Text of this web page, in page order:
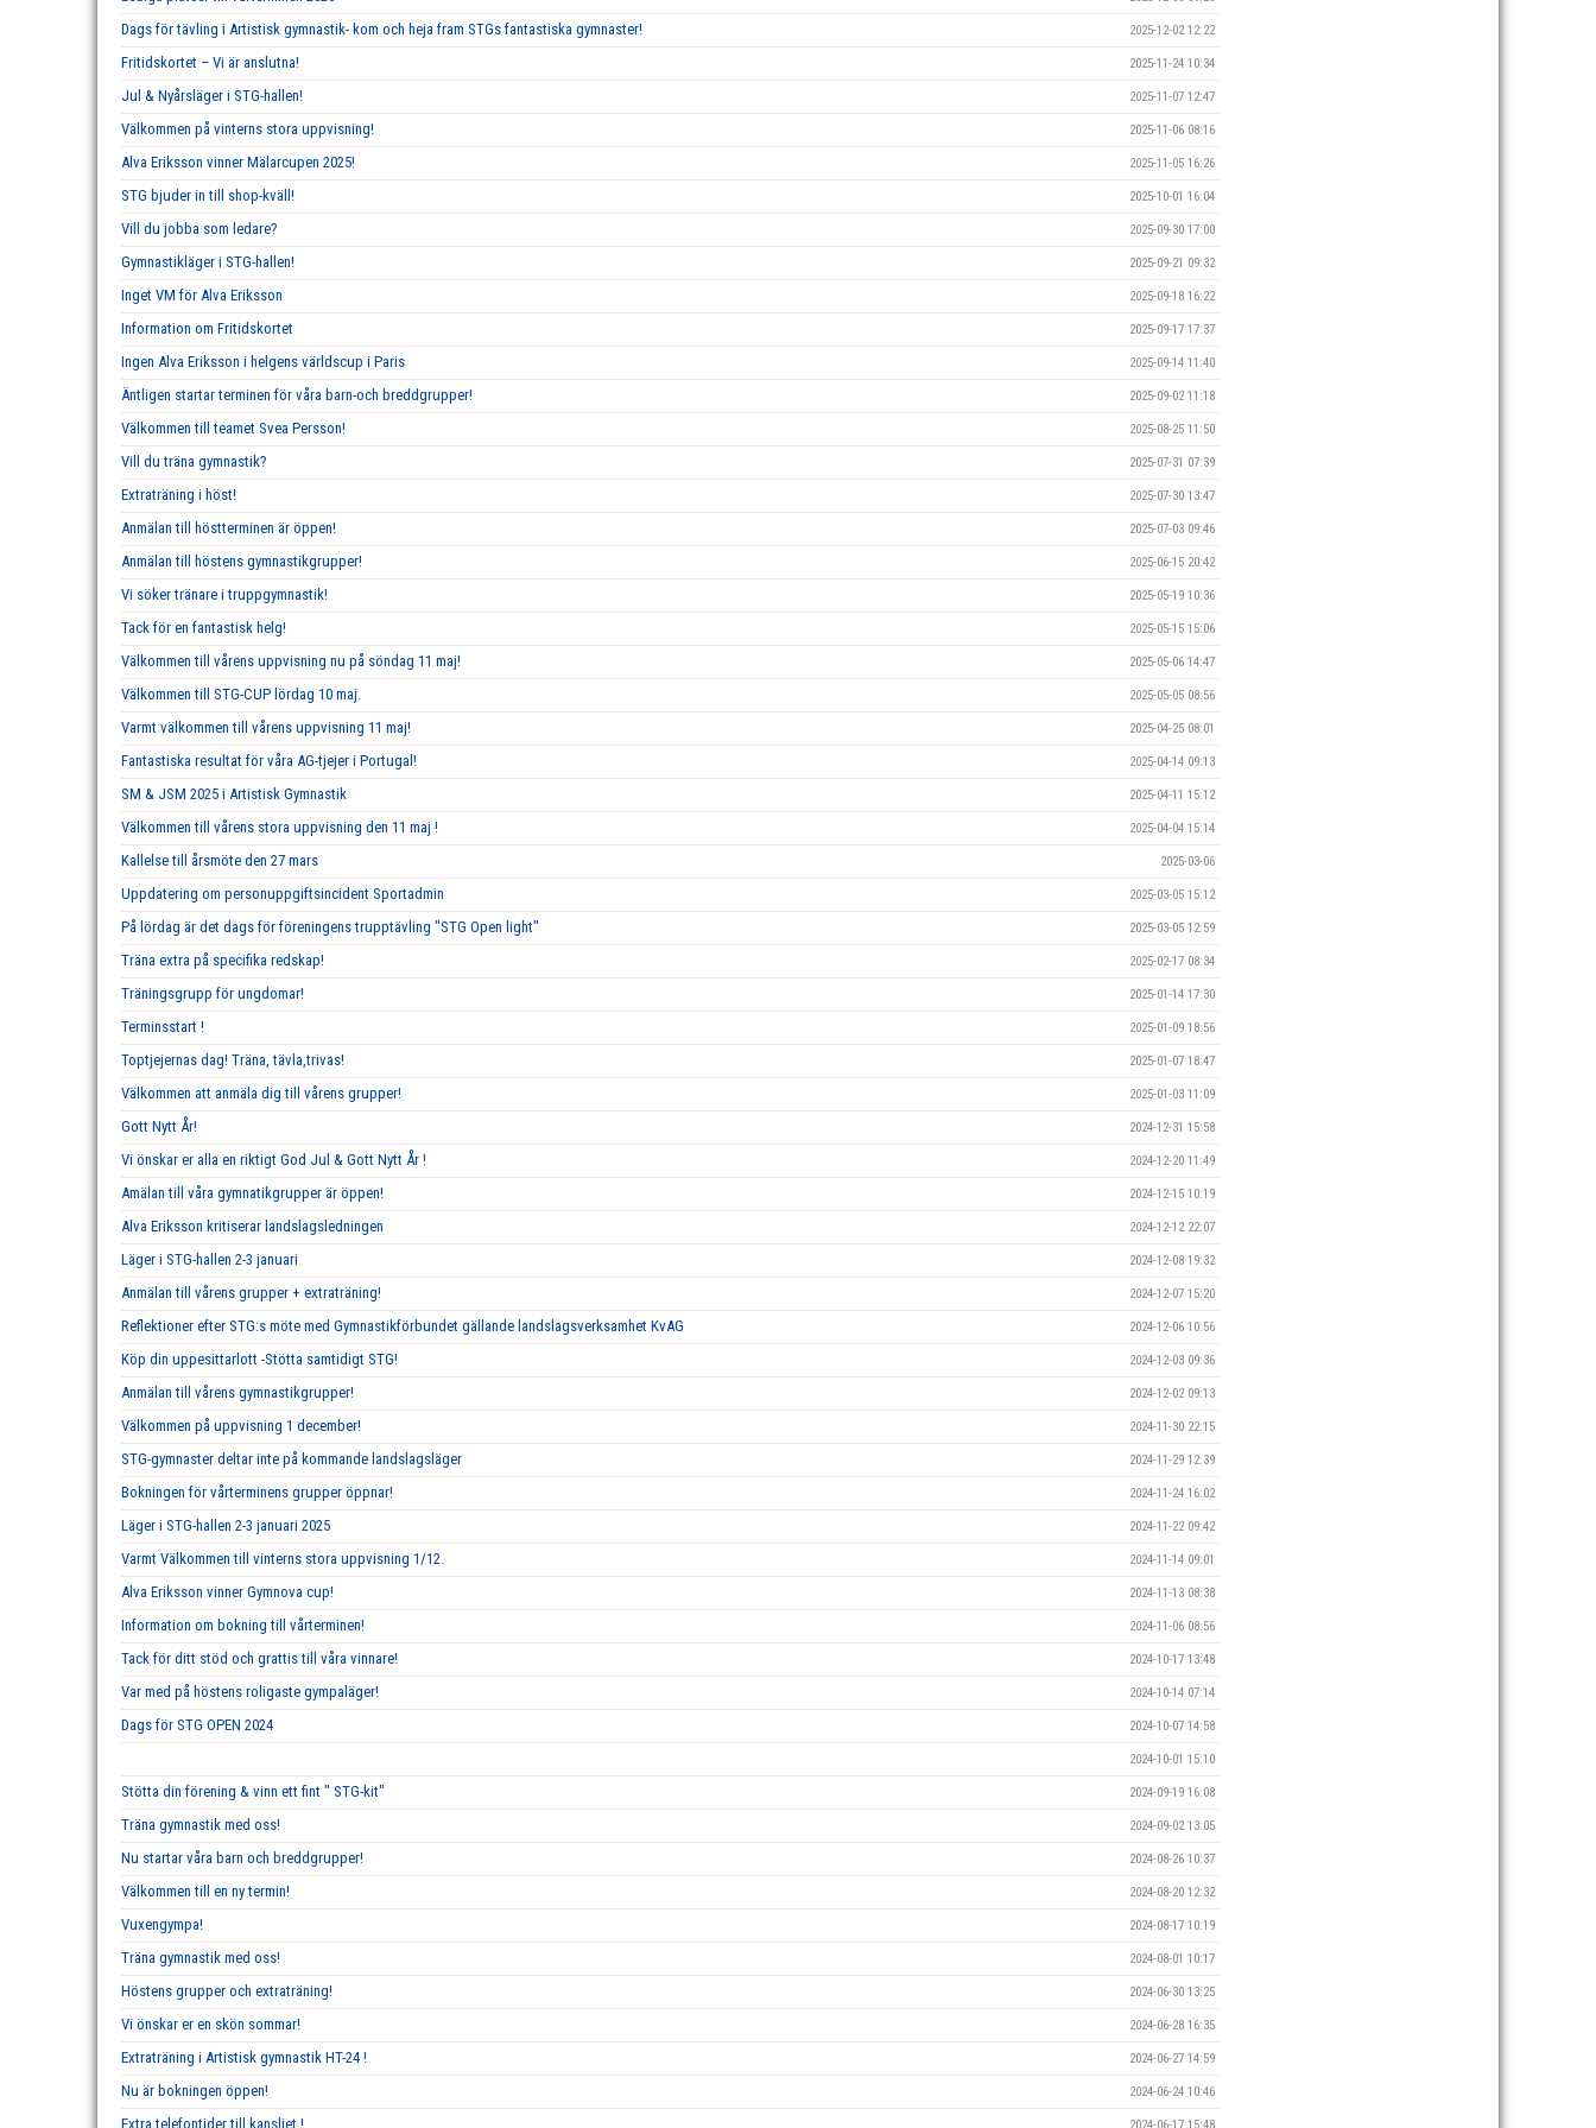
Dags för tävling i Artistisk gymnastik- kom och heja fram STGs fantastiska gymnaster! 2025-12-02 12:22
Fritidskortet – Vi är anslutna! 2025-11-24 10:34
Jul & Nyårsläger i STG-hallen! 2025-11-07 12:47
Välkommen på vinterns stora uppvisning! 2025-11-06 08:16
Alva Eriksson vinner Mälarcupen 2025! 2025-11-05 16:26
STG bjuder in till shop-kväll! 2025-10-01 16:04
Vill du jobba som ledare? 2025-09-30 17:00
Gymnastikläger i STG-hallen! 2025-09-21 09:32
Inget VM för Alva Eriksson 2025-09-18 16:22
Information om Fritidskortet 2025-09-17 17:37
Ingen Alva Eriksson i helgens världscup i Paris 2025-09-14 11:40
Äntligen startar terminen för våra barn-och breddgrupper! 2025-09-02 11:18
Välkommen till teamet Svea Persson! 2025-08-25 11:50
Vill du träna gymnastik? 2025-07-31 07:39
Extraträning i höst! 2025-07-30 13:47
Anmälan till höstterminen är öppen! 2025-07-03 09:46
Anmälan till höstens gymnastikgrupper! 2025-06-15 20:42
Vi söker tränare i truppgymnastik! 2025-05-19 10:36
Tack för en fantastisk helg! 2025-05-15 15:06
Välkommen till vårens uppvisning nu på söndag 11 maj! 2025-05-06 14:47
Välkommen till STG-CUP lördag 10 maj. 2025-05-05 08:56
Varmt välkommen till vårens uppvisning 11 maj! 2025-04-25 08:01
Fantastiska resultat för våra AG-tjejer i Portugal! 2025-04-14 09:13
SM & JSM 2025 i Artistisk Gymnastik 2025-04-11 15:12
Välkommen till vårens stora uppvisning den 11 maj ! 2025-04-04 15:14
Kallelse till årsmöte den 27 mars 2025-03-06
Uppdatering om personuppgiftsincident Sportadmin 2025-03-05 15:12
På lördag är det dags för föreningens trupptävling "STG Open light" 2025-03-05 12:59
Träna extra på specifika redskap! 2025-02-17 08:34
Träningsgrupp för ungdomar! 2025-01-14 17:30
Terminsstart ! 2025-01-09 18:56
Toptjejernas dag! Träna, tävla,trivas! 2025-01-07 18:47
Välkommen att anmäla dig till vårens grupper! 2025-01-03 11:09
Gott Nytt År! 2024-12-31 15:58
Vi önskar er alla en riktigt God Jul & Gott Nytt År ! 2024-12-20 11:49
Amälan till våra gymnatikgrupper är öppen! 2024-12-15 10:19
Alva Eriksson kritiserar landslagsledningen 2024-12-12 22:07
Läger i STG-hallen 2-3 januari 2024-12-08 19:32
Anmälan till vårens grupper + extraträning! 2024-12-07 15:20
Reflektioner efter STG:s möte med Gymnastikförbundet gällande landslagsverksamhet KvAG 2024-12-06 10:56
Köp din uppesittarlott -Stötta samtidigt STG! 2024-12-03 09:36
Anmälan till vårens gymnastikgrupper! 2024-12-02 09:13
Välkommen på uppvisning 1 december! 2024-11-30 22:15
STG-gymnaster deltar inte på kommande landslagsläger 2024-11-29 12:39
Bokningen för vårterminens grupper öppnar! 2024-11-24 16:02
Läger i STG-hallen 2-3 januari 2025 2024-11-22 09:42
Varmt Välkommen till vinterns stora uppvisning 1/12. 2024-11-14 09:01
Alva Eriksson vinner Gymnova cup! 2024-11-13 08:38
Information om bokning till vårterminen! 2024-11-06 08:56
Tack för ditt stöd och grattis till våra vinnare! 2024-10-17 13:48
Var med på höstens roligaste gympaläger! 2024-10-14 07:14
Dags för STG OPEN 2024 2024-10-07 14:58
2024-10-01 15:10
Stötta din förening & vinn ett fint " STG-kit" 2024-09-19 16:08
Träna gymnastik med oss! 2024-09-02 13:05
Nu startar våra barn och breddgrupper! 2024-08-26 10:37
Välkommen till en ny termin! 2024-08-20 12:32
Vuxengympa! 2024-08-17 10:19
Träna gymnastik med oss! 2024-08-01 10:17
Höstens grupper och extraträning! 2024-06-30 13:25
Vi önskar er en skön sommar! 2024-06-28 16:35
Extraträning i Artistisk gymnastik HT-24 ! 2024-06-27 14:59
Nu är bokningen öppen! 2024-06-24 10:46
Extra telefontider till kansliet !